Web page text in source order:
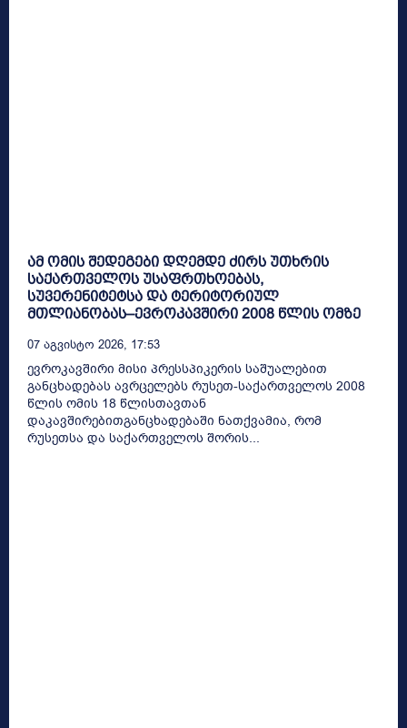
ამ ომის შედეგები დღემდე ძირს უთხრის
საქართველოს უსაფრთხოებას,
სუვერენიტეტსა და ტერიტორიულ
მთლიანობას–ევროკავშირი 2008 წლის ომზე
07 Აგვისტო 2026, 17:53
ევროკავშირი მისი პრესსპიკერის საშუალებით
განცხადებას ავრცელებს რუსეთ-საქართველოს 2008
წლის ომის 18 წლისთავთან
დაკავშირებითგანცხადებაში ნათქვამია, რომ
რუსეთსა და საქართველოს შორის...